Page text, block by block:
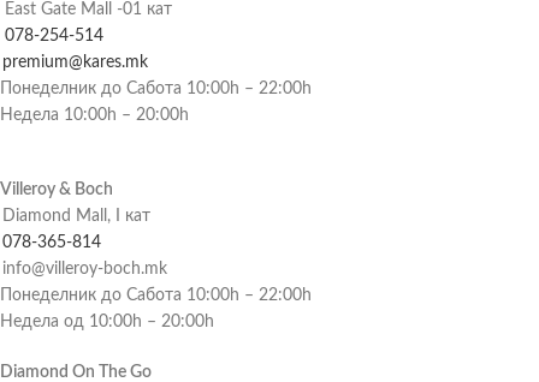
East Gate Mall -01 кат
078-254-514
premium@kares.mk
Понеделник до Сабота 10:00h – 22:00h
Недела 10:00h – 20:00h
Villeroy & Boch
Diamond Mall, I кат
078-365-814
info@villeroy-boch.mk
Понеделник до Сабота 10:00h – 22:00h
Недела од 10:00h – 20:00h
Diamond On The Go